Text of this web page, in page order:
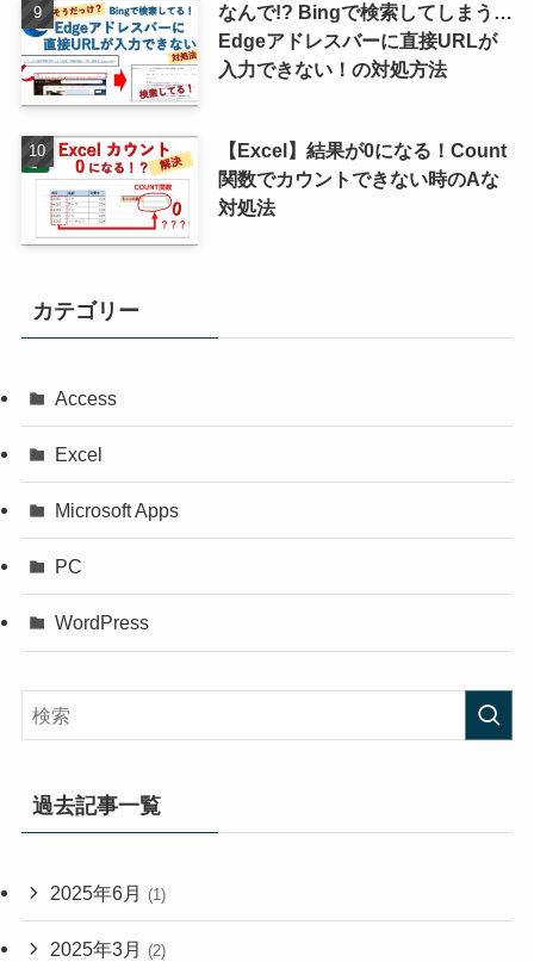
なんで!? Bingで検索してしまう…
Edgeアドレスバーに直接URLが
入力できない！の対処方法
【Excel】結果が0になる！Count
関数でカウントできない時のAな
対処法
カテゴリー
Access
Excel
Microsoft Apps
PC
WordPress
過去記事一覧
2025年6月 (1)
2025年3月 (2)